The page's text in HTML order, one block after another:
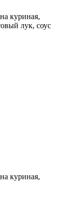
куриная,
лук, соус
куриная,